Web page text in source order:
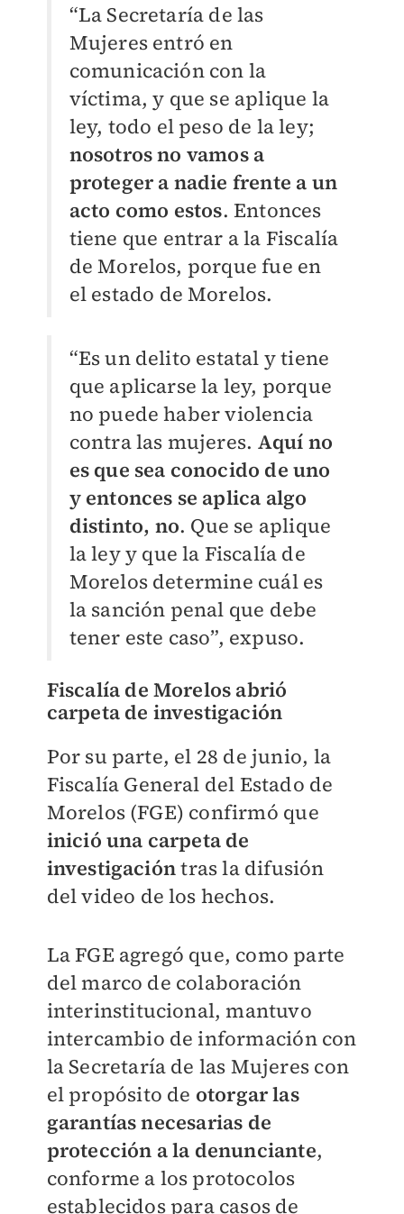
“La Secretaría de las
Mujeres entró en
comunicación con la
víctima, y que se aplique la
ley, todo el peso de la ley;
nosotros no vamos a
proteger a nadie frente a un
acto como estos. Entonces
tiene que entrar a la Fiscalía
de Morelos, porque fue en
el estado de Morelos.
“Es un delito estatal y tiene
que aplicarse la ley, porque
no puede haber violencia
contra las mujeres. Aquí no
es que sea conocido de uno
y entonces se aplica algo
distinto, no. Que se aplique
la ley y que la Fiscalía de
Morelos determine cuál es
la sanción penal que debe
tener este caso”, expuso.
Fiscalía de Morelos abrió
carpeta de investigación
Por su parte, el 28 de junio, la
Fiscalía General del Estado de
Morelos (FGE) confirmó que
inició una carpeta de
investigacióntras la difusión
del video de los hechos.
La FGE agregó que, como parte
del marco de colaboración
interinstitucional, mantuvo
intercambio de información con
la Secretaría de las Mujeres con
el propósito de otorgar las
garantías necesarias de
protección a la denunciante,
conforme a los protocolos
establecidos para casos de